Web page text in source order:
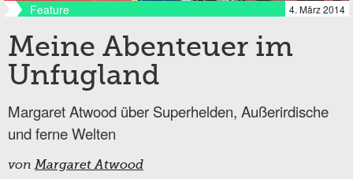
Feature 4. März 2014
Meine Abenteuer im
Unfugland
Margaret Atwood über Superhelden, Außerirdische
und ferne Welten
vonMargaret Atwood